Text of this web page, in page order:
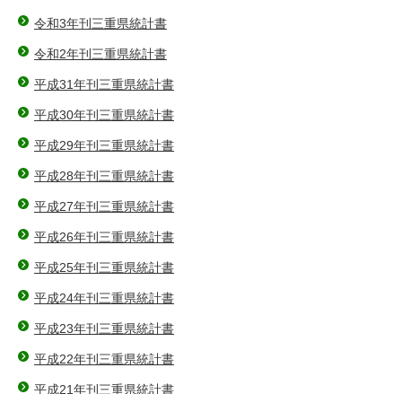
令和3年刊三重県統計書
令和2年刊三重県統計書
平成31年刊三重県統計書
平成30年刊三重県統計書
平成29年刊三重県統計書
平成28年刊三重県統計書
平成27年刊三重県統計書
平成26年刊三重県統計書
平成25年刊三重県統計書
平成24年刊三重県統計書
平成23年刊三重県統計書
平成22年刊三重県統計書
平成21年刊三重県統計書